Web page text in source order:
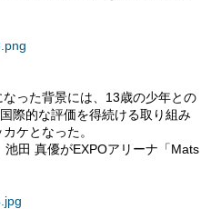
った背景には、13歳の少年との
際的な評価を得続ける取り組み
ケとなった。
田 真優がEXPOアリーナ「Mats